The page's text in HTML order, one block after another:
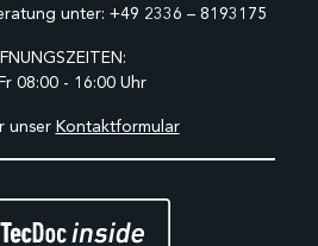
unter: +49 2336 – 8193175
08:00 - 16:00 Uhr
unser Kontaktformular